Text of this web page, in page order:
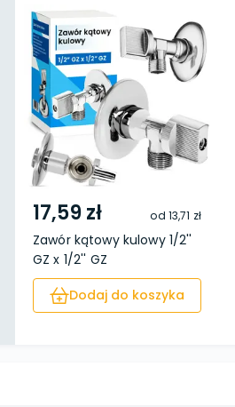
17,59 zł od 13,71 zł
Zawór kątowy kulowy 1/2''
GZ x 1/2'' GZ
Dodaj do koszyka